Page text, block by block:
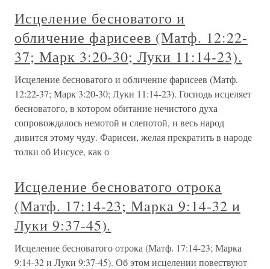
Исцеление бесноватого и
обличение фарисеев (Матф. 12:22-
37; Марк 3:20-30; Луки 11:14-23).
Исцеление бесноватого и обличение фарисеев (Матф.
12:22-37; Марк 3:20-30; Луки 11:14-23). Господь исцеляет
бесноватого, в котором обитание нечистого духа
сопровождалось немотой и слепотой, и весь народ
дивится этому чуду. Фарисеи, желая прекратить в народе
толки об Иисусе, как о
Исцеление бесноватого отрока
(Матф. 17:14-23; Марка 9:14-32 и
Луки 9:37-45).
Исцеление бесноватого отрока (Матф. 17:14-23; Марка
9:14-32 и Луки 9:37-45). Об этом исцелении повествуют